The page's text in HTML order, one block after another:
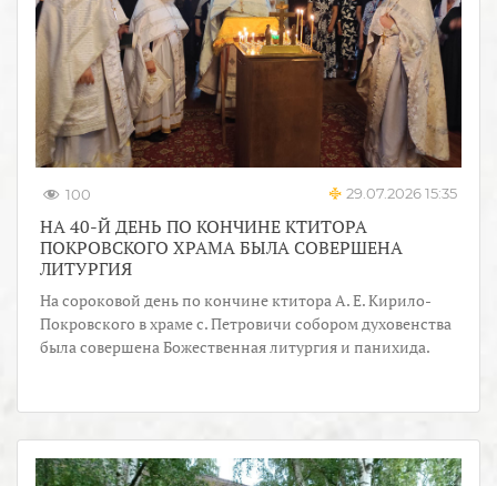
100 29.07.2026 15:35
НА 40-Й ДЕНЬ ПО КОНЧИНЕ КТИТОРА
ПОКРОВСКОГО ХРАМА БЫЛА СОВЕРШЕНА
ЛИТУРГИЯ
На сороковой день по кончине ктитора А. Е. Кирило-
Покровского в храме с. Петровичи собором духовенства
была совершена Божественная литургия и панихида.